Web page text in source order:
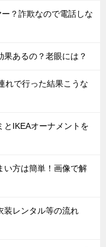
？詐欺なので電話しな
あるの？老眼には？
れで行った結果こうな
とIKEAオーナメントを
い方は簡単！画像で解
装レンタル等の流れ